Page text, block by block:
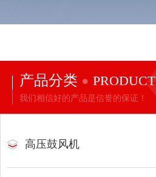
产品分类 PRODUCT
我们相信好的产品是信誉的保证！
高压鼓风机